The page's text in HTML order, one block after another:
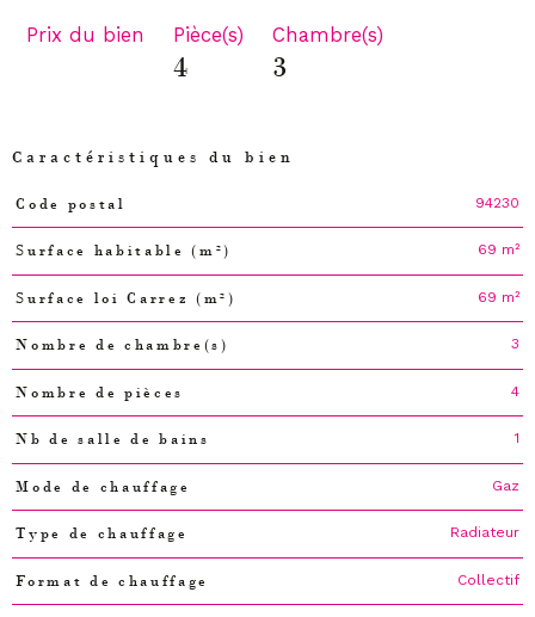
Prix du bien Pièce(s)
4
Chambre(s)
3
Caractéristiques du bien
Caractéristiques
Code postal 94230
Surface habitable (m²) 69 m²
Surface loi Carrez (m²) 69 m²
Nombre de chambre(s) 3
Nombre de pièces 4
Nb de salle de bains 1
Mode de chauffage Gaz
Type de chauffage Radiateur
Format de chauffage Collectif